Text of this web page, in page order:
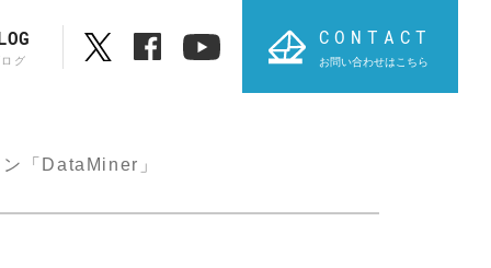
ブランド一覧
グ
CONTACT
お問い合わせはこちら
「DataMiner」